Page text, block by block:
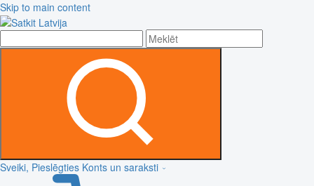
Skip to main content
Sveiki, Pieslēgties Konts un saraksti